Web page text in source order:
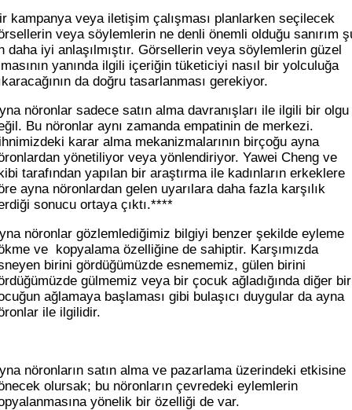
kampanya veya iletişim çalışması planlarken seçilecek
veya söylemlerin ne denli önemli olduğu sanırım
daha iyi anlaşılmıştır. Görsellerin veya söylemlerin güzel
yanında ilgili içeriğin tüketiciyi nasıl bir yolculuğa
da doğru tasarlanması gerekiyor.
nöronlar sadece satın alma davranışları ile ilgili bir olgu
Bu nöronlar aynı zamanda empatinin de merkezi.
karar alma mekanizmalarının birçoğu ayna
yönetiliyor veya yönlendiriyor. Yawei Cheng ve
tarafından yapılan bir araştırma ile kadınların erkeklere
ayna nöronlardan gelen uyarılara daha fazla karşılık
sonucu ortaya çıktı.****
nöronlar gözlemlediğimiz bilgiyi benzer şekilde eyleme
ve kopyalama özelliğine de sahiptir. Karşımızda
birini gördüğümüzde esnememiz, gülen birini
gülmemiz veya bir çocuk ağladığında diğer bir
ağlamaya başlaması gibi bulaşıcı duygular da ayna
ile ilgilidir.
nöronların satın alma ve pazarlama üzerindeki etkisine
olursak; bu nöronların çevredeki eylemlerin
yönelik bir özelliği de var.